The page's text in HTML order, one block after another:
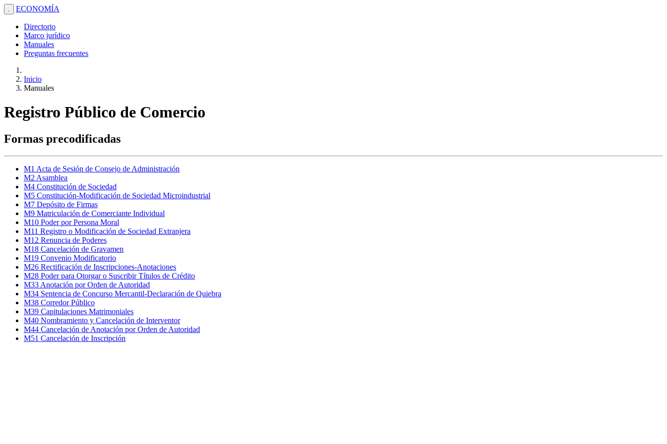
. ECONOMÍA
Directorio
Marco jurídico
Manuales
Preguntas frecuentes
Inicio
Manuales
Registro Público de Comercio
Formas precodificadas
M1 Acta de Sesión de Consejo de Administración
M2 Asamblea
M4 Constitución de Sociedad
M5 Constitución-Modificación de Sociedad Microindustrial
M7 Depósito de Firmas
M9 Matriculación de Comerciante Individual
M10 Poder por Persona Moral
M11 Registro o Modificación de Sociedad Extranjera
M12 Renuncia de Poderes
M18 Cancelación de Gravamen
M19 Convenio Modificatorio
M26 Rectificación de Inscripciones-Anotaciones
M28 Poder para Otorgar o Suscribir Títulos de Crédito
M33 Anotación por Orden de Autoridad
M34 Sentencia de Concurso Mercantil-Declaración de Quiebra
M38 Corredor Público
M39 Capitulaciones Matrimoniales
M40 Nombramiento y Cancelación de Interventor
M44 Cancelación de Anotación por Orden de Autoridad
M51 Cancelación de Inscripción